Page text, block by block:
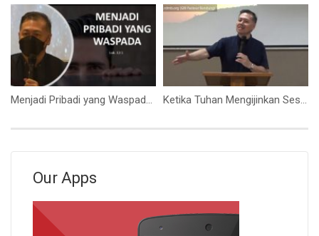
Menjadi Pribadi yang Waspada (Ps. Isaac Gunawan) Ketika Tuhan Mengijinkan Sesuatu Terjadi (Ps. Isaac Gunawan)
Our Apps